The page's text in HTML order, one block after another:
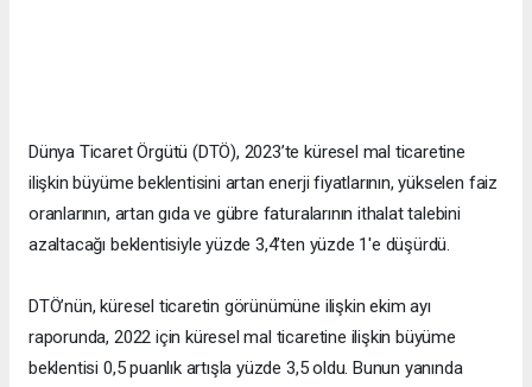
Dünya Ticaret Örgütü (DTÖ), 2023’te küresel mal ticaretine
ilişkin büyüme beklentisini artan enerji fiyatlarının, yükselen faiz
oranlarının, artan gıda ve gübre faturalarının ithalat talebini
azaltacağı beklentisiyle yüzde 3,4’ten yüzde 1'e düşürdü.
DTÖ’nün, küresel ticaretin görünümüne ilişkin ekim ayı
raporunda, 2022 için küresel mal ticaretine ilişkin büyüme
beklentisi 0,5 puanlık artışla yüzde 3,5 oldu. Bunun yanında